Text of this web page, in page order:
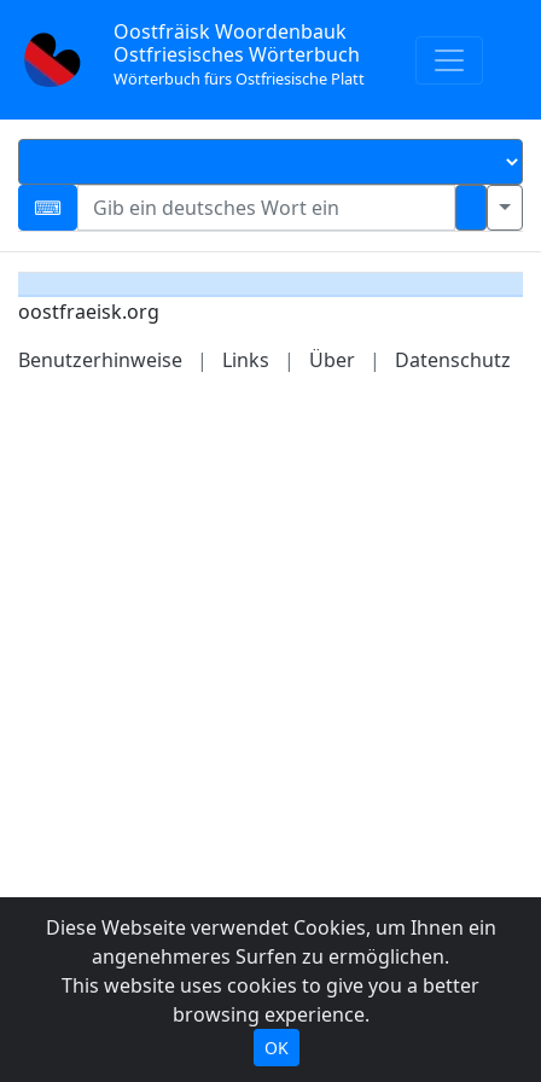
Oostfräisk Woordenbauk
Ostfriesisches Wörterbuch
Wörterbuch fürs Ostfriesische Platt
oostfraeisk.org
Benutzerhinweise
| Links | Über | Datenschutz
Diese Webseite verwendet Cookies, um Ihnen ein
angenehmeres Surfen zu ermöglichen.
This website uses cookies to give you a better
browsing experience.
OK